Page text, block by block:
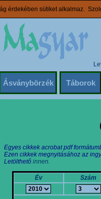
érdekében sütiket alkalmaz.
Ásványbörzék Táborok
Egyes cikkek acrobat pdf
Ezen cikkek megnyitásához az
Letölthető innen.
Év Szám